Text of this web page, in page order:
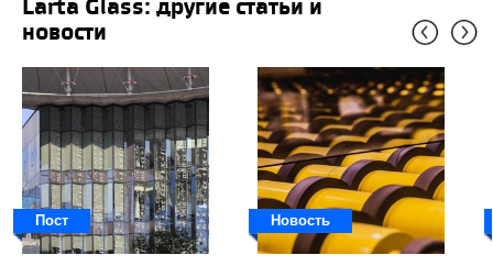
новости
Пост Новость